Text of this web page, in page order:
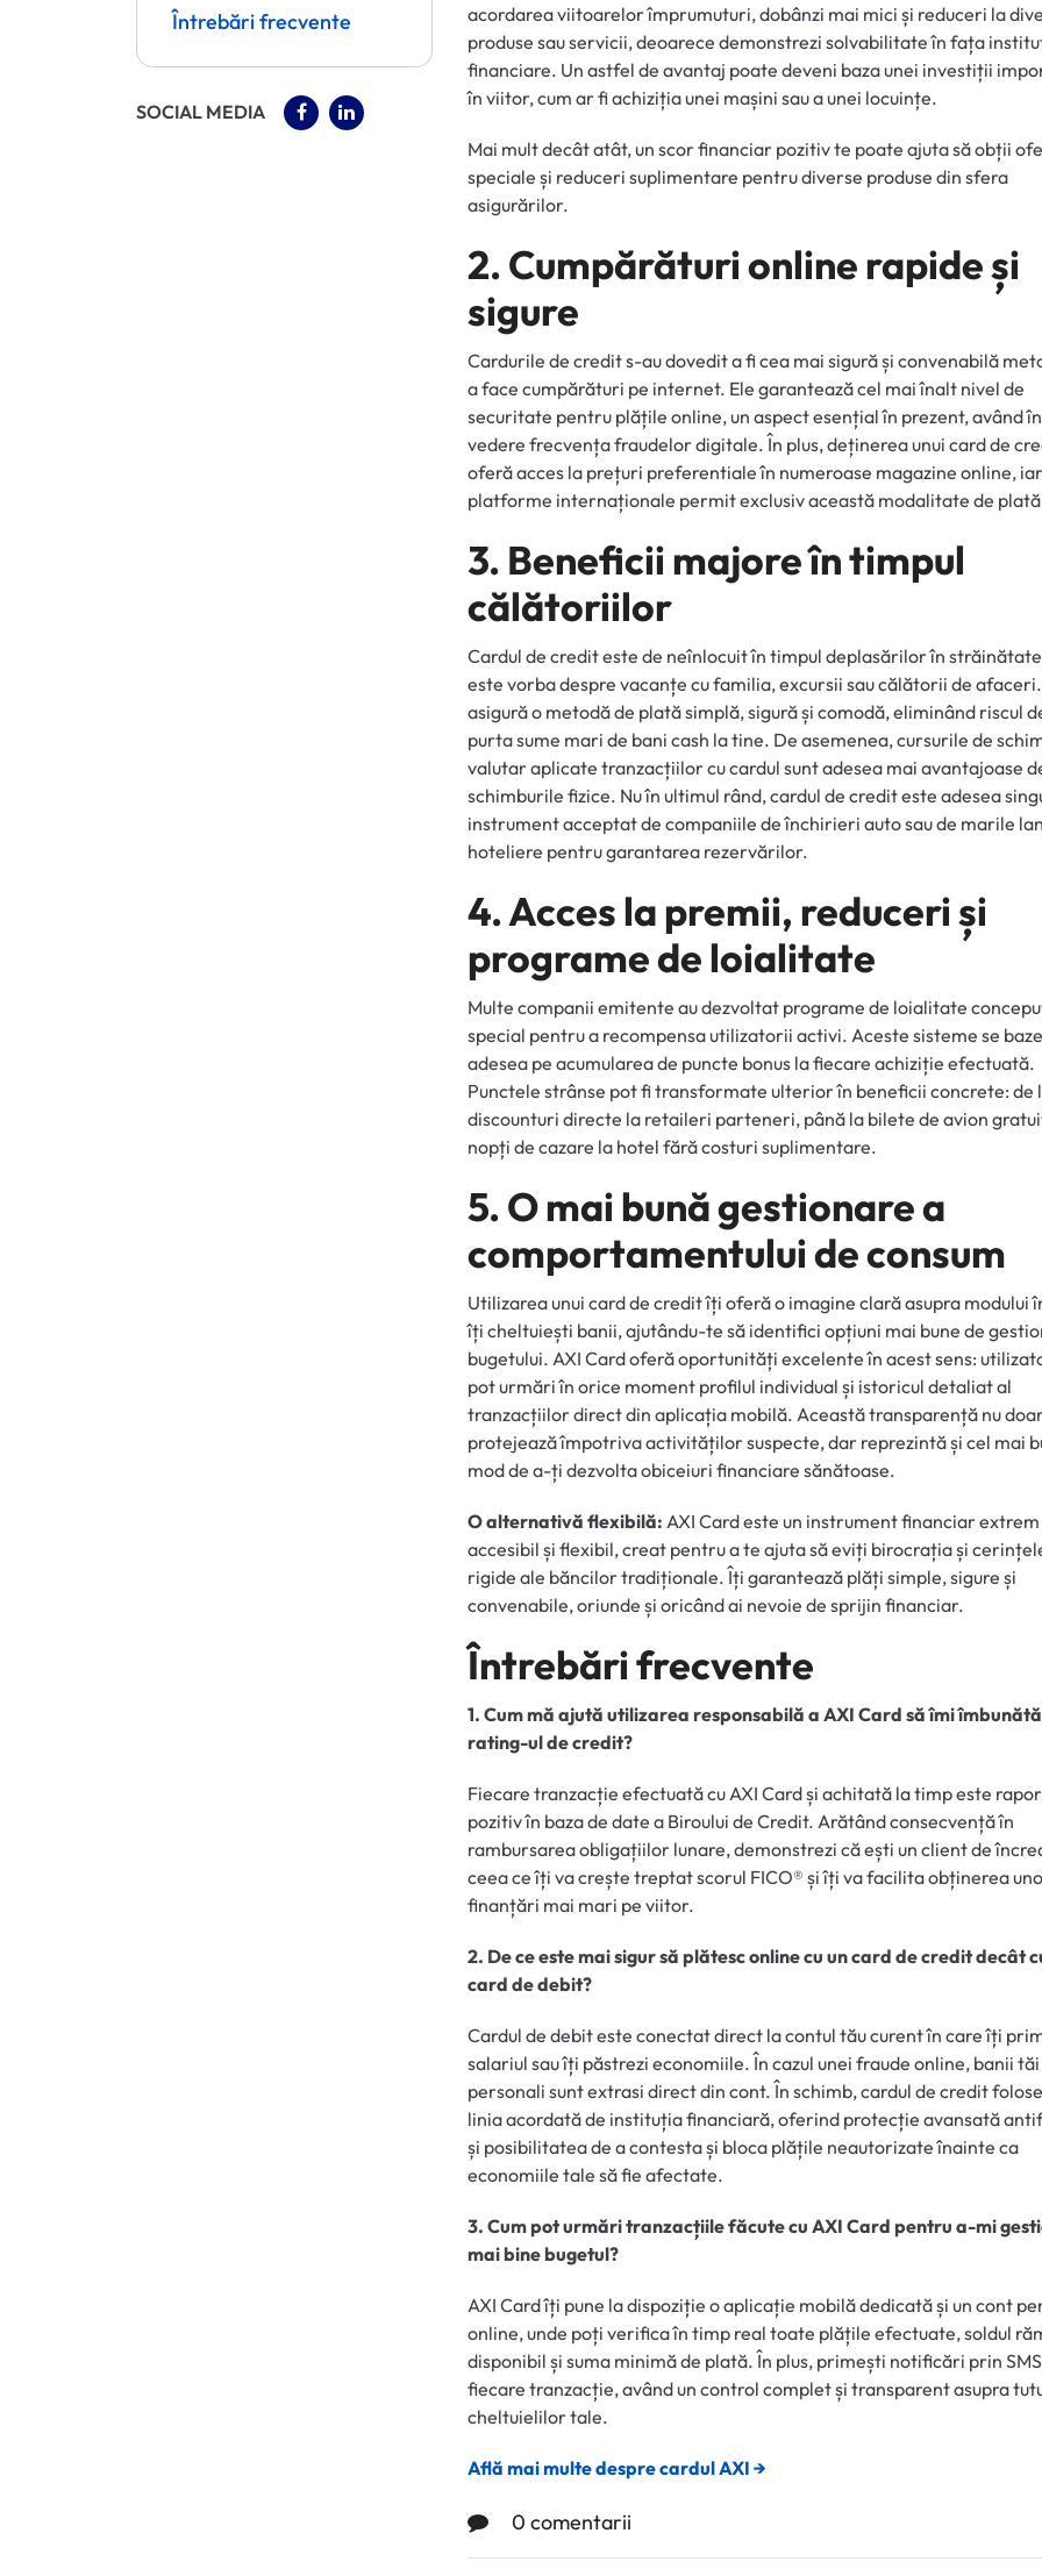
Întrebări frecvente
SOCIAL MEDIA (OPENS IN A NEW TAB)
(OPENS IN A NEW TAB)
acordarea viitoarelor împrumuturi, dobânzi mai mici și reduceri la
produse sau servicii, deoarece demonstrezi solvabilitate în fața
financiare. Un astfel de avantaj poate deveni baza unei investiții
în viitor, cum ar fi achiziția unei mașini sau a unei locuințe.
Mai mult decât atât, un scor financiar pozitiv te poate ajuta să obții
speciale și reduceri suplimentare pentru diverse produse din sfera
asigurărilor.
2. Cumpărături online rapide și
sigure
Cardurile de credit s-au dovedit a fi cea mai sigură și convenabilă
a face cumpărături pe internet. Ele garantează cel mai înalt nivel de
securitate pentru plățile online, un aspect esențial în prezent, având în
vedere frecvența fraudelor digitale. În plus, deținerea unui card de
oferă acces la prețuri preferentiale în numeroase magazine online,
platforme internaționale permit exclusiv această modalitate de
3. Beneficii majore în timpul
călătoriilor
Cardul de credit este de neînlocuit în timpul deplasărilor în
este vorba despre vacanțe cu familia, excursii sau călătorii de
asigură o metodă de plată simplă, sigură și comodă, eliminând riscul
purta sume mari de bani cash la tine. De asemenea, cursurile de
valutar aplicate tranzacțiilor cu cardul sunt adesea mai avantajoase
schimburile fizice. Nu în ultimul rând, cardul de credit este adesea
instrument acceptat de companiile de închirieri auto sau de marile
hoteliere pentru garantarea rezervărilor.
4. Acces la premii, reduceri și
programe de loialitate
Multe companii emitente au dezvoltat programe de loialitate
special pentru a recompensa utilizatorii activi. Aceste sisteme se
adesea pe acumularea de puncte bonus la fiecare achiziție efectuată.
Punctele strânse pot fi transformate ulterior în beneficii concrete: de
discounturi directe la retaileri parteneri, până la bilete de avion
nopți de cazare la hotel fără costuri suplimentare.
5. O mai bună gestionare a
comportamentului de consum
Utilizarea unui card de credit îți oferă o imagine clară asupra modului
îți cheltuiești banii, ajutându-te să identifici opțiuni mai bune de
bugetului. AXI Card oferă oportunități excelente în acest sens:
pot urmări în orice moment profilul individual și istoricul detaliat al
tranzacțiilor direct din aplicația mobilă. Această transparență nu
protejează împotriva activităților suspecte, dar reprezintă și cel mai
mod de a-ți dezvolta obiceiuri financiare sănătoase.
O alternativă flexibilă:AXI Card este un instrument financiar extrem
accesibil și flexibil, creat pentru a te ajuta să eviți birocrația și
rigide ale băncilor tradiționale. Îți garantează plăți simple, sigure și
convenabile, oriunde și oricând ai nevoie de sprijin financiar.
Întrebări frecvente
1. Cum mă ajută utilizarea responsabilă a AXI Card să îmi
rating-ul de credit?
Fiecare tranzacție efectuată cu AXI Card și achitată la timp este
pozitiv în baza de date a Biroului de Credit. Arătând consecvență în
rambursarea obligațiilor lunare, demonstrezi că ești un client de
ceea ce îți va crește treptat scorul FICO® și îți va facilita obținerea
finanțări mai mari pe viitor.
2. De ce este mai sigur să plătesc online cu un card de credit decât
card de debit?
Cardul de debit este conectat direct la contul tău curent în care îți
salariul sau îți păstrezi economiile. În cazul unei fraude online, banii tăi
personali sunt extrasi direct din cont. În schimb, cardul de credit
linia acordată de instituția financiară, oferind protecție avansată
și posibilitatea de a contesta și bloca plățile neautorizate înainte ca
economiile tale să fie afectate.
3. Cum pot urmări tranzacțiile făcute cu AXI Card pentru a-mi
mai bine bugetul?
AXI Card îți pune la dispoziție o aplicație mobilă dedicată și un cont
online, unde poți verifica în timp real toate plățile efectuate, soldul
disponibil și suma minimă de plată. În plus, primești notificări prin
fiecare tranzacție, având un control complet și transparent asupra
cheltuielilor tale.
Află mai multe despre cardul AXI →
0 comentarii